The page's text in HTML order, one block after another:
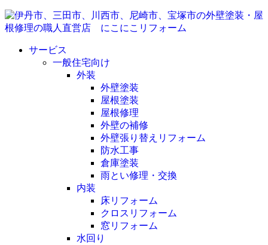
サービス
一般住宅向け
外装
外壁塗装
屋根塗装
屋根修理
外壁の補修
外壁張り替えリフォーム
防水工事
倉庫塗装
雨とい修理・交換
内装
床リフォーム
クロスリフォーム
窓リフォーム
水回り